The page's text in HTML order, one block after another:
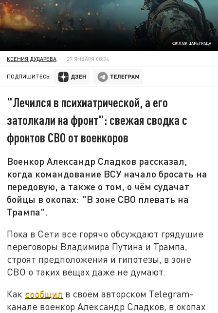
КОЛЛАЖ ЦАРЬГРАДА
КСЕНИЯ ДУДАРЕВА 27 ЯНВАРЯ 08:34
ПОДПИШИТЕСЬ:
"Лечился в психиатрической, а его
затолкали на фронт": свежая сводка с
фронтов СВО от военкоров
Военкор Александр Сладков рассказал,
когда командование ВСУ начало бросать на
передовую, а также о том, о чём судачат
бойцы в окопах: "В зоне СВО плевать на
Трампа".
Пока в Сети все горячо обсуждают грядущие
переговоры Владимира Путина и Трампа,
строят предположения и гипотезы, в зоне
СВО о таких вещах даже не думают.
Как сообщил в своём авторском Telegram-
канале военкор Александр Сладков, в окопах